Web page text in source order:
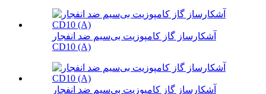
آشکارساز گاز کامپوزیت بی‌سیم ضد انفجار
CD10 (A)
آشکارساز گاز کامپوزیت بی‌سیم ضد انفجار